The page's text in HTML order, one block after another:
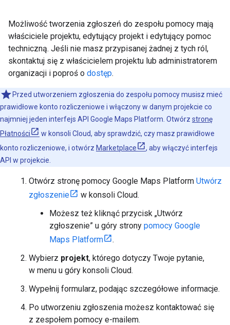
Możliwość tworzenia zgłoszeń do zespołu pomocy mają
właściciele projektu, edytujący projekt i edytujący pomoc
techniczną. Jeśli nie masz przypisanej żadnej z tych ról,
skontaktuj się z właścicielem projektu lub administratorem
organizacji i poproś o dostęp.
Przed utworzeniem zgłoszenia do zespołu pomocy musisz mieć
prawidłowe konto rozliczeniowe i włączony w danym projekcie co
najmniej jeden interfejs API Google Maps Platform. Otwórz stronę
Płatności
w konsoli Cloud, aby sprawdzić, czy masz prawidłowe
konto rozliczeniowe, i otwórz Marketplace
, aby włączyć interfejs
API w projekcie.
Otwórz stronę pomocy Google Maps Platform Utwórz
zgłoszenie
w konsoli Cloud.
Możesz też kliknąć przycisk „Utwórz
zgłoszenie” u góry strony pomocy Google
Maps Platform
.
Wybierz projekt, którego dotyczy Twoje pytanie,
w menu u góry konsoli Cloud.
Wypełnij formularz, podając szczegółowe informacje.
Po utworzeniu zgłoszenia możesz kontaktować się
z zespołem pomocy e-mailem.